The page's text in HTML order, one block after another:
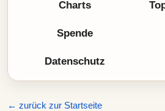
Charts
Spende
Datenschutz
← zurück zur Startseite